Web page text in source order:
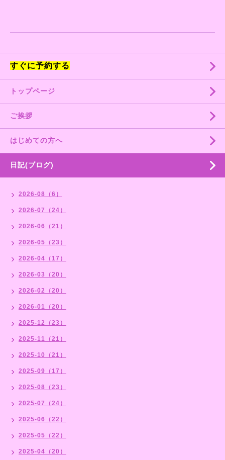
すぐに予約する
トップページ
ご挨拶
はじめての方へ
日記(ブログ)
2026-08（6）
2026-07（24）
2026-06（21）
2026-05（23）
2026-04（17）
2026-03（20）
2026-02（20）
2026-01（20）
2025-12（23）
2025-11（21）
2025-10（21）
2025-09（17）
2025-08（23）
2025-07（24）
2025-06（22）
2025-05（22）
2025-04（20）